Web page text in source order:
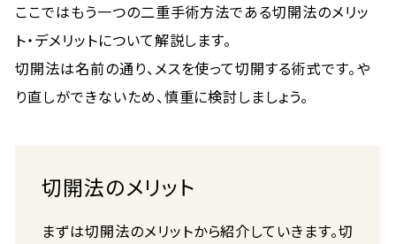
ここではもう一つの二重手術方法である切開法のメリッ
ト・デメリットについて解説します。
切開法は名前の通り、メスを使って切開する術式です。や
り直しができないため、慎重に検討しましょう。
切開法のメリット
まずは切開法のメリットから紹介していきます。切